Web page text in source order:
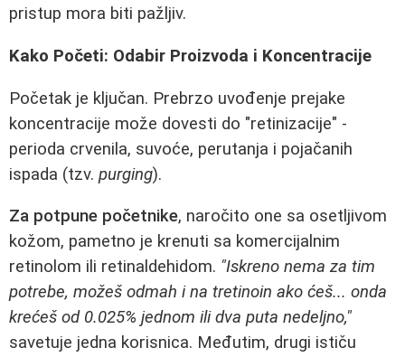
pristup mora biti pažljiv.
Kako Početi: Odabir Proizvoda i Koncentracije
Početak je ključan. Prebrzo uvođenje prejake
koncentracije može dovesti do "retinizacije" -
perioda crvenila, suvoće, perutanja i pojačanih
ispada (tzv. purging).
Za potpune početnike, naročito one sa osetljivom
kožom, pametno je krenuti sa komercijalnim
retinolom ili retinaldehidom. "Iskreno nema za tim
potrebe, možeš odmah i na tretinoin ako ćeš... onda
krećeš od 0.025% jednom ili dva puta nedeljno,"
savetuje jedna korisnica. Međutim, drugi ističu